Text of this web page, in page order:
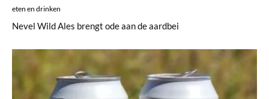
eten en drinken
Nevel Wild Ales brengt ode aan de aardbei